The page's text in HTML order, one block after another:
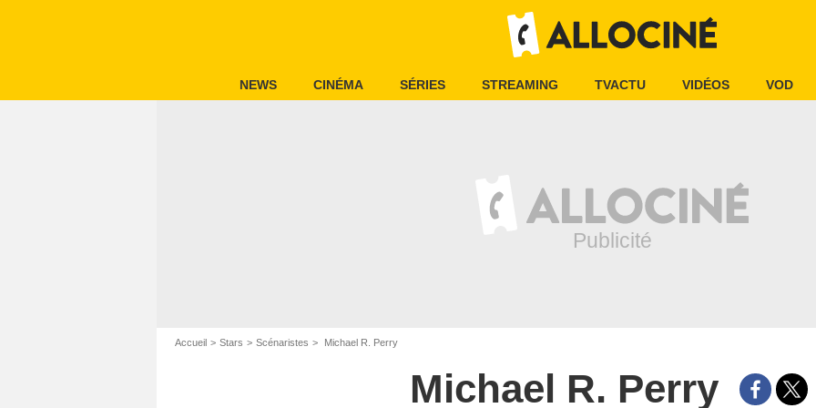
NEWS CINÉMA SÉRIES STREAMING TVACTU VIDÉOS VOD
Accueil Stars Scénaristes Michael R. Perry
Michael R. Perry